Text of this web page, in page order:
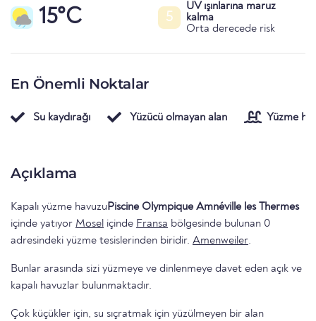
15°C 5
UV ışınlarına maruz
kalma
Orta derecede risk
En Önemli Noktalar
Su kaydırağı Yüzücü olmayan alan Yüzme
Açıklama
Kapalı yüzme havuzuPiscine Olympique Amnéville les Thermes
içinde yatıyor Mosel içinde Fransa bölgesinde bulunan 0
adresindeki yüzme tesislerinden biridir. Amenweiler.
Bunlar arasında sizi yüzmeye ve dinlenmeye davet eden açık ve
kapalı havuzlar bulunmaktadır.
Çok küçükler için, su sıçratmak için yüzülmeyen bir alan